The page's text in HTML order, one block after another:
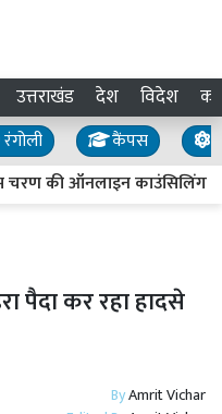
उत्तराखंड देश विदेश
रंगोली कैंपस
चरण की ऑनलाइन काउंसिलिंग
पैदा कर रहा हादसे
ByAmrit Vichar